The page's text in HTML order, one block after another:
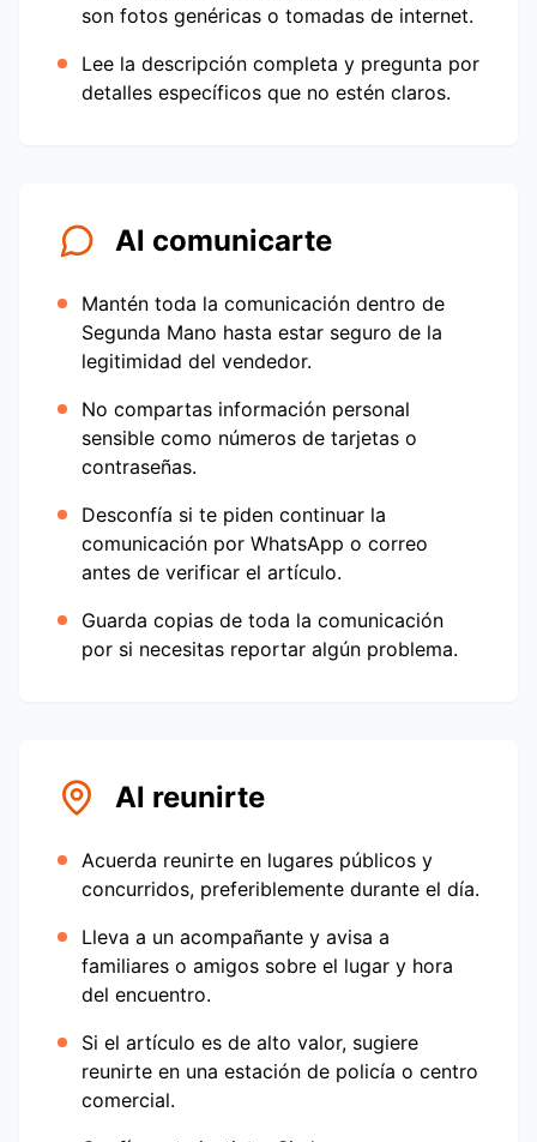
son fotos genéricas o tomadas de internet.
Lee la descripción completa y pregunta por
detalles específicos que no estén claros.
Al comunicarte
Mantén toda la comunicación dentro de
Segunda Mano hasta estar seguro de la
legitimidad del vendedor.
No compartas información personal
sensible como números de tarjetas o
contraseñas.
Desconfía si te piden continuar la
comunicación por WhatsApp o correo
antes de verificar el artículo.
Guarda copias de toda la comunicación
por si necesitas reportar algún problema.
Al reunirte
Acuerda reunirte en lugares públicos y
concurridos, preferiblemente durante el día.
Lleva a un acompañante y avisa a
familiares o amigos sobre el lugar y hora
del encuentro.
Si el artículo es de alto valor, sugiere
reunirte en una estación de policía o centro
comercial.